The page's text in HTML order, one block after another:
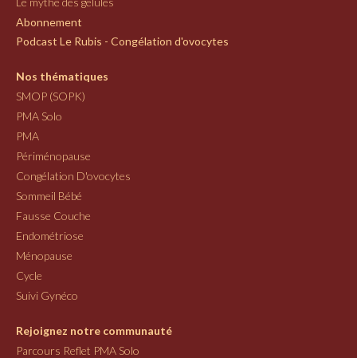
Abonnement
Podcast Le Rubis - Congélation d'ovocytes
Nos thématiques
SMOP (SOPK)
PMA Solo
PMA
Périménopause
Congélation D'ovocytes
Sommeil Bébé
Fausse Couche
Endométriose
Ménopause
Cycle
Suivi Gynéco
Rejoignez notre communauté
Parcours Reflet PMA Solo